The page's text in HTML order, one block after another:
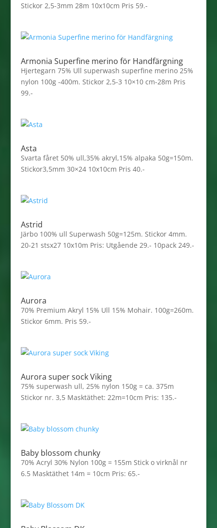
Stickor 2,5-3mm 28m 10x10cm Pris 59.-
Armonia Superfine merino för Handfärgning
Hjertegarn 75% Ull superwash superfine merino 25%
nylon 100g -400m. Stickor 2,5-3 10×10 cm-28m Pris
99.-
Asta
Svarta fåret 50% ull,35% akryl,15% alpaka 50g=150m.
Stickor3,5mm 30×24 10x10cm Pris 40.-
Astrid
Järbo 100% ull Superwash 50g=125m. Stickor 4mm.
20-21 stsx27 10x10m Pris: Utgående 29.- 10pack 249.-
Aurora
70% Premium Akryl 15% Ull 15% Mohair. 100g=260m.
Stickor 6mm. Pris 59.-
Aurora super sock Viking
75% superwash ull, 25% nylon 150g = ca. 375m
Stickor nr. 3,5 Masktäthet: 22m=10cm Pris: 135.-
Baby blossom chunky
70% Acryl 30% Nylon 100g = 155m Stick o virknål nr
6.5 Masktäthet 14m = 10cm Pris: 65.-